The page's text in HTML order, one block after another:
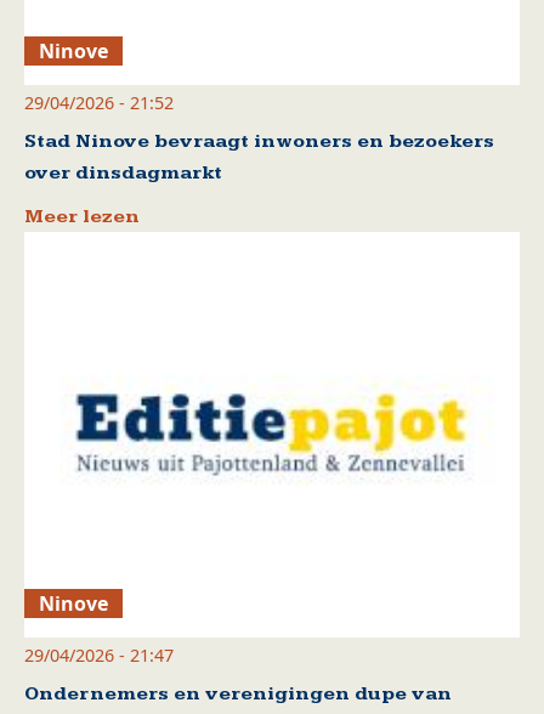
Ninove
29/04/2026 - 21:52
Stad Ninove bevraagt inwoners en bezoekers
over dinsdagmarkt
Meer lezen
Ninove
29/04/2026 - 21:47
Ondernemers en verenigingen dupe van